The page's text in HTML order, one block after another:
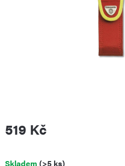
519 Kč
Měrná
Skladem (>5 ks)